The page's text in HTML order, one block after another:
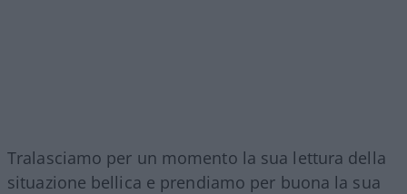
Tralasciamo per un momento la sua lettura della
situazione bellica e prendiamo per buona la sua